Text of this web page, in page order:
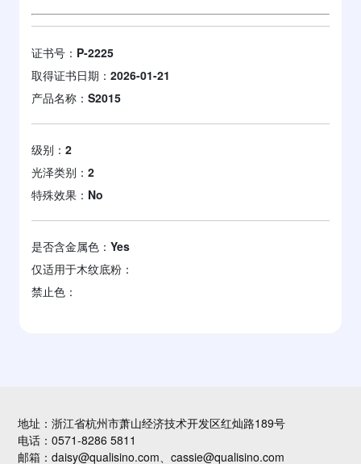
证书号： P-2225
取得证书日期： 2026-01-21
产品名称： S2015
级别： 2
光泽类别： 2
特殊效果： No
是否含金属色： Yes
仅适用于木纹底粉：
禁止色：
地址：浙江省杭州市萧山经济技术开发区红灿路189号
电话：0571-8286 5811
邮箱：daisy@qualisino.com、cassie@qualisino.com